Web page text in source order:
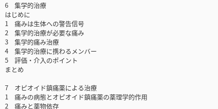
6 集学的治療
はじめに
1 痛みは生体への警告信号
2 集学的治療が必要な痛み
3 集学的痛み治療
4 集学的治療に携わるメンバー
5 評価・介入のポイント
まとめ
7 オピオイド鎮痛薬による治療
1 痛みの病態とオピオイド鎮痛薬の薬理学的作用
2 痛みと薬物依存